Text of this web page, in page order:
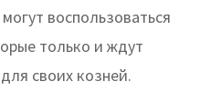
воспользоваться
только и ждут
своих козней.